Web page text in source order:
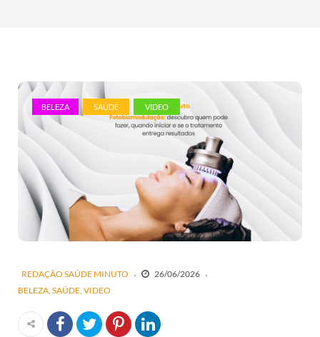
BELEZA SAÚDE VIDEO
REDAÇÃO SAÚDE MINUTO
26/06/2026
BELEZA SAÚDE VIDEO